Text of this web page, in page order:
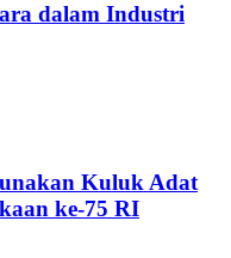
dalam Industri
Kuluk Adat
ke-75 RI